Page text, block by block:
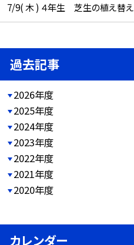
7/9( 木 ) ４年生 芝生の植え替え
過去記事
2026年度
2025年度
2024年度
2023年度
2022年度
2021年度
2020年度
カレンダー